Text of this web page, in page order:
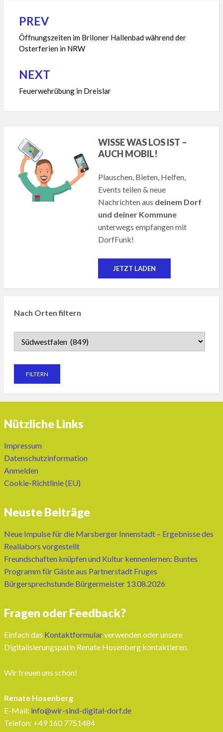
Beitragsnavigation
PREV
Öffnungszeiten im Briloner Hallenbad während der
Osterferien in NRW
NEXT
Feuerwehrübung in Dreislar
WISSE WAS LOS IST –
AUCH MOBIL!
Plauschen, Bieten, Helfen,
Events teilen & neue
Nachrichten aus deinem Dorf
und deiner Kommune
unterwegs empfangen mit
DorfFunk!
JETZT LADEN
Nach Orten filtern
Nützliche Links
Impressum
Datenschutzinformation
Anmelden
Cookie-Richtlinie (EU)
Neuste Beiträge
Neue Impulse für die Marsberger Innenstadt – Ergebnisse des
Reallabors vorgestellt
Freundschaften knüpfen und Kultur kennenlernen: Buntes
Programm für Gäste aus Partnerstadt Fruges
Bürgersprechstunde Bürgermeister 13.08.2026
Fragen oder Feedback?
Einfach das Kontaktformularverwenden oder unsere
Digitalisierungspatin Renate Hosenberg kontaktieren.
Wir freuen uns schon!
Renate Hosenberg
E-Mail: info@wir-sind-digital-dorf.de
Telefon: ‭+49 160 7751484‬